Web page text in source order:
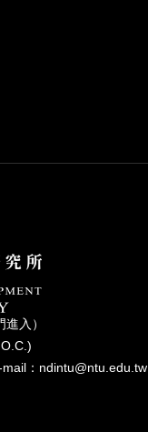
入）
mail：ndintu@ntu.edu.tw